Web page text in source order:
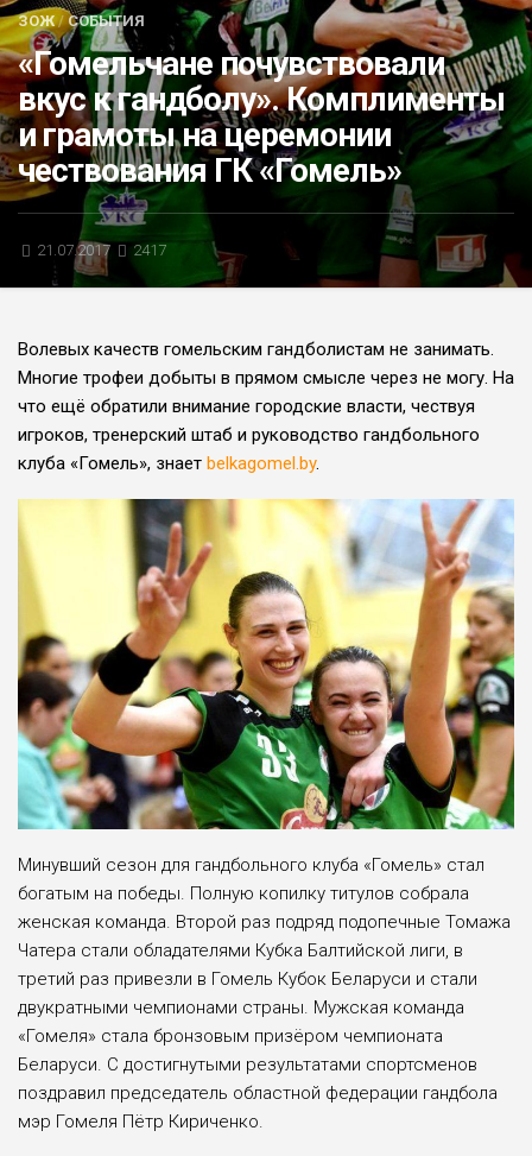
БЛИЦ-ОПРОС
АФИША
ЗОЖ/СОБЫТИЯ
«Гомельчане почувствовали
вкус к гандболу». Комплименты
и грамоты на церемонии
чествования ГК «Гомель»
21.07.2017 2417
Волевых качеств гомельским гандболистам не занимать.
Многие трофеи добыты в прямом смысле через не могу. На
что ещё обратили внимание городские власти, чествуя
игроков, тренерский штаб и руководство гандбольного
клуба «Гомель», знает belkagomel.by.
Минувший сезон для гандбольного клуба «Гомель» стал
богатым на победы. Полную копилку титулов собрала
женская команда. Второй раз подряд подопечные Томажа
Чатера стали обладателями Кубка Балтийской лиги, в
третий раз привезли в Гомель Кубок Беларуси и стали
двукратными чемпионами страны. Мужская команда
«Гомеля» стала бронзовым призёром чемпионата
Беларуси. С достигнутыми результатами спортсменов
поздравил председатель областной федерации гандбола
мэр Гомеля Пётр Кириченко.